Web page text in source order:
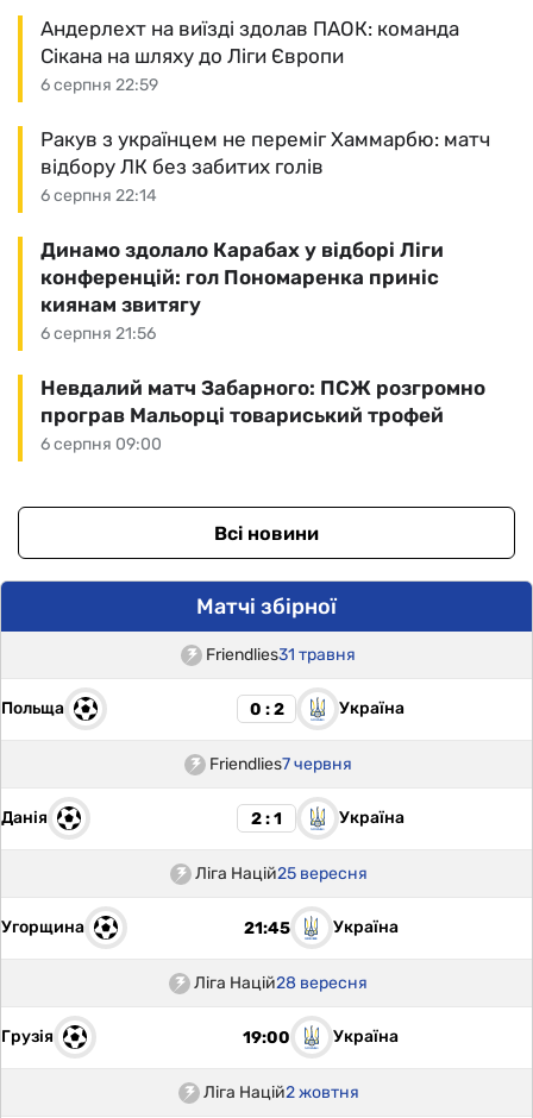
6 серпня 22:59
Андерлехт на виїзді здолав ПАОК: команда
Сікана на шляху до Ліги Європи
6 серпня 22:14
Ракув з українцем не переміг Хаммарбю: матч
відбору ЛК без забитих голів
6 серпня 21:56
Динамо здолало Карабах у відборі Ліги
конференцій: гол Пономаренка приніс
киянам звитягу
6 серпня 09:00
Невдалий матч Забарного: ПСЖ розгромно
програв Мальорці товариський трофей
Всі новини
Матчі збірної
Friendlies31 травня
Польща 0 : 2 Україна
Friendlies7 червня
Данія 2 : 1 Україна
Ліга Націй25 вересня
Угорщина 21:45 Україна
Ліга Націй28 вересня
Грузія 19:00 Україна
Ліга Націй2 жовтня